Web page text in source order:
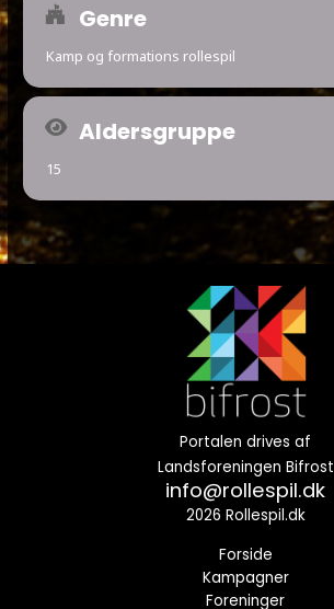
Genre
Kamp og formations rollespil
Aldersgruppe
15
Portalen drives af
Landsforeningen Bifrost
info@rollespil.dk
2026 Rollespil.dk
Forside
Kampagner
Foreninger